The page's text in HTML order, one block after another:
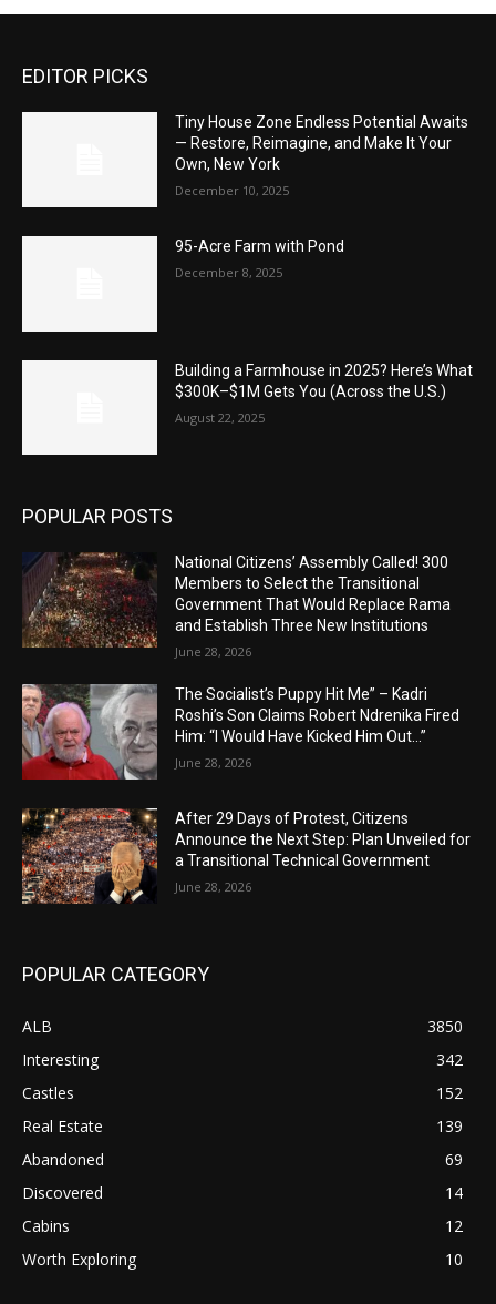
EDITOR PICKS
Tiny House Zone Endless Potential Awaits
— Restore, Reimagine, and Make It Your
Own, New York
December 10, 2025
95-Acre Farm with Pond
December 8, 2025
Building a Farmhouse in 2025? Here’s What
$300K–$1M Gets You (Across the U.S.)
August 22, 2025
POPULAR POSTS
National Citizens’ Assembly Called! 300
Members to Select the Transitional
Government That Would Replace Rama
and Establish Three New Institutions
June 28, 2026
The Socialist’s Puppy Hit Me” – Kadri
Roshi’s Son Claims Robert Ndrenika Fired
Him: “I Would Have Kicked Him Out…”
June 28, 2026
After 29 Days of Protest, Citizens
Announce the Next Step: Plan Unveiled for
a Transitional Technical Government
June 28, 2026
POPULAR CATEGORY
ALB
3850
Interesting
342
Castles
152
Real Estate
139
Abandoned
69
Discovered
14
Cabins
12
Worth Exploring
10